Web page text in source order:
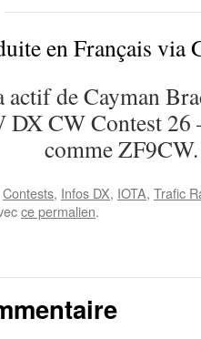
en Français via
actif de Cayman
DX CW Contest 26
comme ZF9CW.
Contests, Infos DX, IOTA, Trafic
ce permalien.